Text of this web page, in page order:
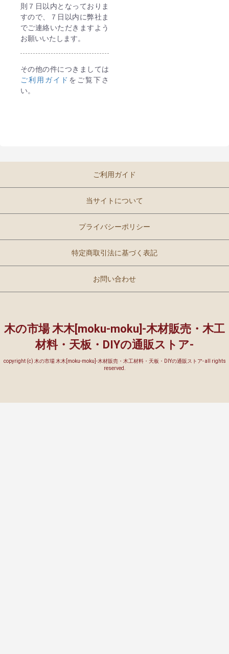
則７日以内となっておりま
すので、７日以内に弊社ま
でご連絡いただきますよう
お願いいたします。
その他の件につきましては
ご利用ガイド をご覧下さ
い。
ご利用ガイド
当サイトについて
プライバシーポリシー
特定商取引法に基づく表記
お問い合わせ
木の市場 木木[moku-moku]-木材販売・木工
材料・天板・DIYの通販ストア-
copyright (c) 木の市場 木木[moku-moku]-木材販売・木工材料・天板・DIYの通販ストア- all rights
reserved.